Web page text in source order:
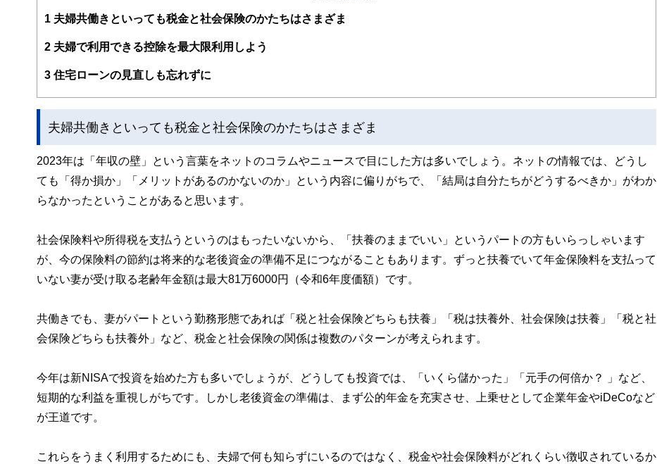
1 夫婦共働きといっても税金と社会保険のかたちはさまざま
2 夫婦で利用できる控除を最大限利用しよう
3 住宅ローンの見直しも忘れずに
夫婦共働きといっても税金と社会保険のかたちはさまざま
2023年は「年収の壁」という言葉をネットのコラムやニュースで目にした方は多いでしょう。ネットの情報では、どうし
ても「得か損か」「メリットがあるのかないのか」という内容に偏りがちで、「結局は自分たちがどうするべきか」がわか
らなかったということがあると思います。
社会保険料や所得税を支払うというのはもったいないから、「扶養のままでいい」というパートの方もいらっしゃいます
が、今の保険料の節約は将来的な老後資金の準備不足につながることもあります。ずっと扶養でいて年金保険料を支払って
いない妻が受け取る老齢年金額は最大81万6000円（令和6年度価額）です。
共働きでも、妻がパートという勤務形態であれば「税と社会保険どちらも扶養」「税は扶養外、社会保険は扶養」「税と社
会保険どちらも扶養外」など、税金と社会保険の関係は複数のパターンが考えられます。
今年は新NISAで投資を始めた方も多いでしょうが、どうしても投資では、「いくら儲かった」「元手の何倍か？ 」など、
短期的な利益を重視しがちです。しかし老後資金の準備は、まず公的年金を充実させ、上乗せとして企業年金やiDeCoなど
が王道です。
これらをうまく利用するためにも、夫婦で何も知らずにいるのではなく、税金や社会保険料がどれくらい徴収されているか